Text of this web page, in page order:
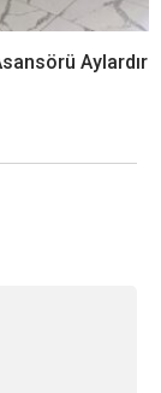
Aylardır